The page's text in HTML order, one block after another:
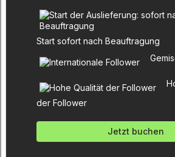
Start sofort nach Beauftragung
der Follower
Jetzt buchen